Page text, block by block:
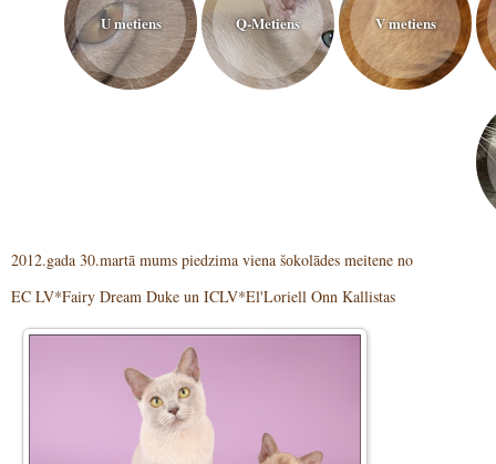
U metiens Q-Metiens V metiens
2012.gada 30.martā mums piedzima viena šоkolādes meitene no
EC LV*Fairy Dream Duke un ICLV*El'Loriell Onn Kallistas